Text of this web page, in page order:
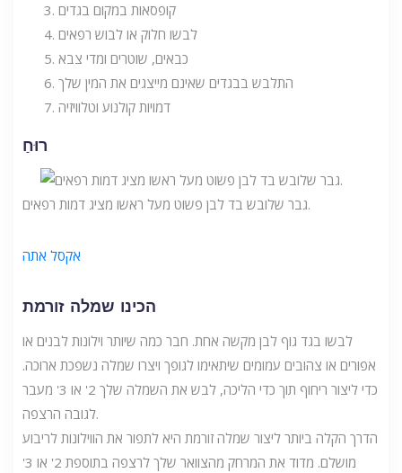
קופסאות במקום בגדים
לבשו חלוק או לבוש רפאים
כבאים, שוטרים ומדי צבא
התלבש בבגדים שאינם מייצגים את המין שלך
דמויות קולנוע וטלוויזיה
רוּחַ
גבר שלובש בד לבן פשוט מעל ראשו מציג דמות רפאים.
אקסל אתה
הכינו שמלה זורמת
לבשו בגד גוף לבן מקשה אחת. חבר כמה שיותר וילונות לבנים או
אפורים או צהובים עמומים שיתאימו לגופך ויצרו שמלה נשפכת ארוכה.
כדי ליצור ריחוף תוך כדי הליכה, לבש את השמלה שלך 2' או 3' מעבר
לגובה הרצפה.
הדרך הקלה ביותר ליצור שמלה זורמת היא לתפור את הווילונות לריבוע
מושלם. מדוד את המרחק מהצוואר שלך לרצפה בתוספת 2' או 3'